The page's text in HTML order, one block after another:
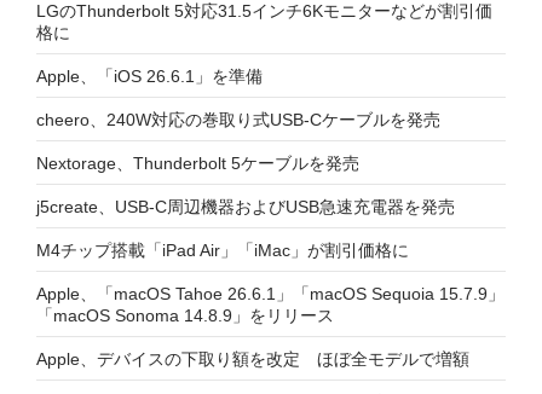
LGのThunderbolt 5対応31.5インチ6Kモニターなどが割引価
格に
Apple、「iOS 26.6.1」を準備
cheero、240W対応の巻取り式USB-Cケーブルを発売
Nextorage、Thunderbolt 5ケーブルを発売
j5create、USB-C周辺機器およびUSB急速充電器を発売
M4チップ搭載「iPad Air」「iMac」が割引価格に
Apple、「macOS Tahoe 26.6.1」「macOS Sequoia 15.7.9」
「macOS Sonoma 14.8.9」をリリース
Apple、デバイスの下取り額を改定 ほぼ全モデルで増額